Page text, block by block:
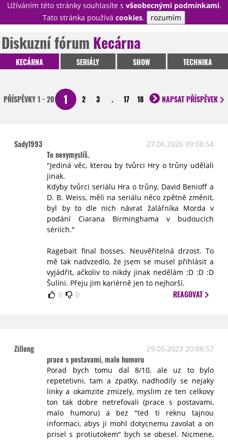
Užíváním této stránky souhlasíte s všeobecnými podmínkami.
Tato stránka používá cookies. rozumím
PŘIHLÁSIT
RECENZE
EPIZODY
KULT
TRAILERY
GALERIE
Diskuzní fórum Kecárna
KECÁRNA SERIÁLY SHOW TECHNIKA
PŘÍSPĚVKY1 - 20 1 2 3 . 17 18 NAPSATPŘÍSPĚVEK
Sady1993 27.06.2026 09:08:54
To nevymyslíš.
"Jediná věc, kterou by tvůrci Hry o trůny udělali
jinak.
Kdyby tvůrci seriálu Hra o trůny, David Benioff a
D. B. Weiss, měli na seriálu něco zpětně změnit,
byl by to dle nich návrat žalářníka Morda v
podání Ciarana Birminghama v budoucích
sériích."
Ragebait final bosses. Neuvěřitelná drzost. To
mě tak nadvzedlo, že jsem se musel přihlásit a
vyjádřit, ačkoliv to nikdy jinak nedělám :D :D :D
Šulíni. Přeju jim kariérně jen to nejhorší.
0
0 REAGOVAT
Zillong 29.05.2023 20:08:57
prace s postavami, malo humoru
Porad bych tomu dal 8/10, ale uz to bylo
repetetivni, tam a zpatky, nadhodily se nejaky
linky a okamzite zmizely, myslim ze ten celkovy
ton tak dobre netrefovali (prace s postavami,
malo humoru) a bez "ted ti reknu tajnou
informaci, abys ji mohl dotycnemu zavolat a on
prisel s protiutokem" bych se obesel. Nicmene,